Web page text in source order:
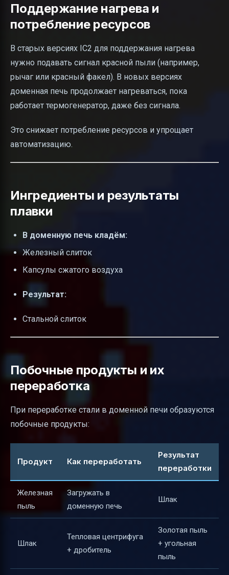
Поддержание нагрева и
потребление ресурсов
В старых версиях IC2 для поддержания нагрева
нужно подавать сигнал красной пыли (например,
рычаг или красный факел). В новых версиях
доменная печь продолжает нагреваться, пока
работает термогенератор, даже без сигнала.
Это снижает потребление ресурсов и упрощает
автоматизацию.
Ингредиенты и результаты
плавки
В доменную печь кладём:
Железный слиток
Капсулы сжатого воздуха
Результат:
Стальной слиток
Побочные продукты и их
переработка
При переработке стали в доменной печи образуются
побочные продукты:
Продукт Как переработать
Результат
переработки
Железная
пыль
Загружать в
доменную печь
Шлак
Шлак
Тепловая центрифуга
+ дробитель
Золотая пыль
+ угольная
пыль